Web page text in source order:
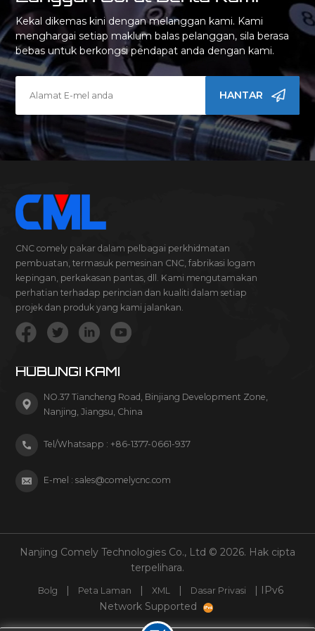
Kekal dikemas kini dengan melanggan kami. Kami
menghargai setiap maklum balas pelanggan, sila berasa
bebas untuk berkongsi pendapat anda dengan kami.
HANTAR
CNC comely pakar dalam pelbagai perkhidmatan
pembuatan, termasuk pemesinan CNC, fabrikasi logam
kepingan, perkakasan pantas, dll. Kami mengutamakan
perhatian terhadap perincian dan kualiti dalam setiap
projek dan produk yang kami jalankan.
HUBUNGI KAMI
NO.37 Tiancheng Road, Binjiang Development Zone,
Nanjing, Jiangsu, China
Tel/Whatsapp : +86-1377-0661-937
E-mel :sales@comelycnc.com
Nanjing Comely Technologies Co., Ltd © 2026. Hak cipta
terpelihara.
Bolg Peta Laman XML Dasar Privasi
| IPv6
Network Supported